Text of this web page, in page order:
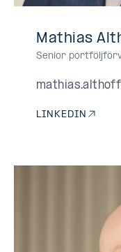
Mathias
Senior
LINKEDIN